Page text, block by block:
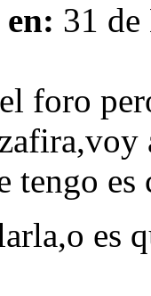
31
foro
tengo
es